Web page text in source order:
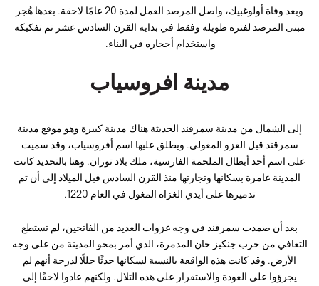
وبعد وفاة أولوغبيك، واصل المرصد العمل لمدة 20 عامًا لاحقة. بعدها هُجر
مبنى المرصد لفترة طويلة وفقط في بداية القرن السادس عشر تم تفكيكه
واستخدام أحجاره في البناء.
مدينة افروسياب
إلى الشمال من مدينة سمرقند الحديثة هناك مدينة كبيرة وهو موقع مدينة
سمرقند قبل الغزو المغولي. ويطلق عليها اسم أفروسياب، وقد سميت
على اسم أحد أبطال الملحمة الفارسية، ملك بلاد توران. وهنا بالتحديد كانت
المدينة عامرة بسكانها وتجارتها منذ القرن السادس قبل الميلاد إلى أن تم
تدميرها على أيدي الغزاة المغول في العام 1220.
بعد أن صمدت سمرقند في وجه غزوات العديد من الفاتحين، لم تستطع
التعافي من حرب جنكيز خان المدمرة، الذي أمر بمحو المدينة من على وجه
الأرض. وقد كانت هذه الواقعة بالنسبة لسكانها حدثًا جللًا لدرجة أنهم لم
يجرؤوا على العودة والاستقرار على هذه التلال. ولكنهم عادوا لاحقًا إلى